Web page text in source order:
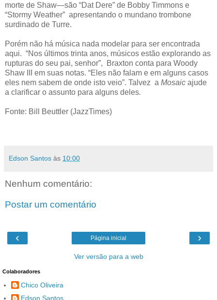
morte de Shaw—são “Dat Dere” de Bobby Timmons e
“Stormy Weather” apresentando o mundano trombone
surdinado de Turre.
Porém não há música nada modelar para ser encontrada
aqui. “Nos últimos trinta anos, músicos estão explorando as
rupturas do seu pai, senhor”, Braxton conta para Woody
Shaw III em suas notas. “Eles não falam e em alguns casos
eles nem sabem de onde isto veio”. Talvez a Mosaic ajude
a clarificar o assunto para alguns deles.
Fonte: Bill Beuttler (JazzTimes)
Edson Santos às 10:00
Nenhum comentário:
Postar um comentário
‹ ›
Página inicial
Ver versão para a web
Colaboradores
Chico Oliveira
Edson Santos